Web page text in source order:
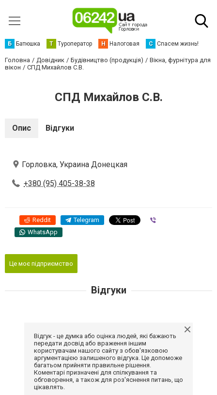
Б Батюшка Т Туроператор Н Налоговая С Спасем жизнь!
Головна Довідник Будівництво (продукція)
Вікна, фурнітура для
вікон
СПД Михайлов С.В.
СПД Михайлов С.В.
Опис Відгуки
Горловка, Украина Донецкая
+380 (95) 405-38-38
Reddit Telegram
WhatsApp
Це моє підприємство
Відгуки
Відгук - це думка або оцінка людей, які бажають
передати досвід або враження іншим
користувачам нашого сайту з обов'язковою
аргументацією залишеного відгука. Це допоможе
багатьом прийняти правильне рішення.
Коментарі призначені для спілкування та
обговорення, а також для роз'яснення питань, що
цікавлять.